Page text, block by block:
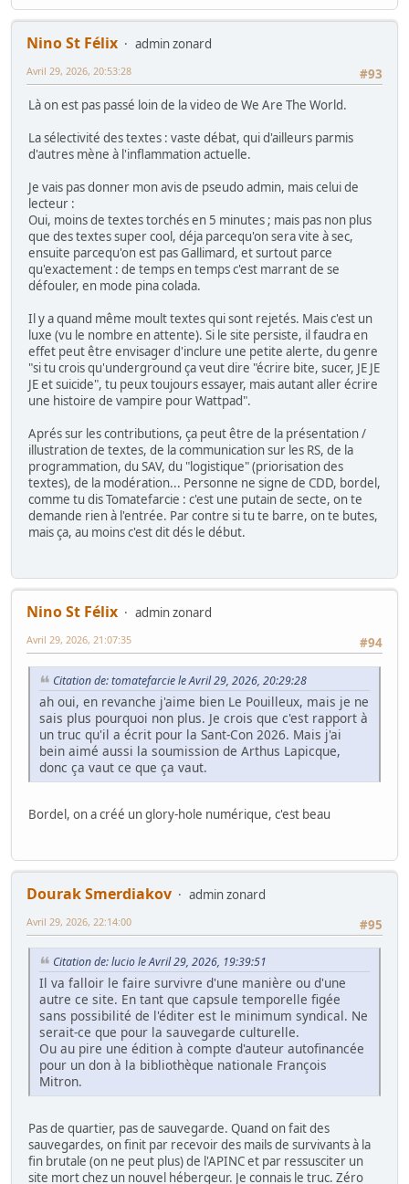
Nino St Félix
admin zonard
#93
Avril 29, 2026, 20:53:28
Là on est pas passé loin de la video de We Are The World.
La sélectivité des textes : vaste débat, qui d'ailleurs parmis
d'autres mène à l'inflammation actuelle.
Je vais pas donner mon avis de pseudo admin, mais celui de
lecteur :
Oui, moins de textes torchés en 5 minutes ; mais pas non plus
que des textes super cool, déja parcequ'on sera vite à sec,
ensuite parcequ'on est pas Gallimard, et surtout parce
qu'exactement : de temps en temps c'est marrant de se
défouler, en mode pina colada.
Il y a quand même moult textes qui sont rejetés. Mais c'est un
luxe (vu le nombre en attente). Si le site persiste, il faudra en
effet peut être envisager d'inclure une petite alerte, du genre
"si tu crois qu'underground ça veut dire "écrire bite, sucer, JE JE
JE et suicide", tu peux toujours essayer, mais autant aller écrire
une histoire de vampire pour Wattpad".
Aprés sur les contributions, ça peut être de la présentation /
illustration de textes, de la communication sur les RS, de la
programmation, du SAV, du "logistique" (priorisation des
textes), de la modération... Personne ne signe de CDD, bordel,
comme tu dis Tomatefarcie : c'est une putain de secte, on te
demande rien à l'entrée. Par contre si tu te barre, on te butes,
mais ça, au moins c'est dit dés le début.
Nino St Félix
admin zonard
#94
Avril 29, 2026, 21:07:35
Citation de: tomatefarcie le Avril 29, 2026, 20:29:28
ah oui, en revanche j'aime bien Le Pouilleux, mais je ne
sais plus pourquoi non plus. Je crois que c'est rapport à
un truc qu'il a écrit pour la Sant-Con 2026. Mais j'ai
bein aimé aussi la soumission de Arthus Lapicque,
donc ça vaut ce que ça vaut.
Bordel, on a créé un glory-hole numérique, c'est beau
Dourak Smerdiakov
admin zonard
#95
Avril 29, 2026, 22:14:00
Citation de: lucio le Avril 29, 2026, 19:39:51
Il va falloir le faire survivre d'une manière ou d'une
autre ce site. En tant que capsule temporelle figée
sans possibilité de l'éditer est le minimum syndical. Ne
serait-ce que pour la sauvegarde culturelle.
Ou au pire une édition à compte d'auteur autofinancée
pour un don à la bibliothèque nationale François
Mitron.
Pas de quartier, pas de sauvegarde. Quand on fait des
sauvegardes, on finit par recevoir des mails de survivants à la
fin brutale (on ne peut plus) de l'APINC et par ressusciter un
site mort chez un nouvel hébergeur. Je connais le truc. Zéro